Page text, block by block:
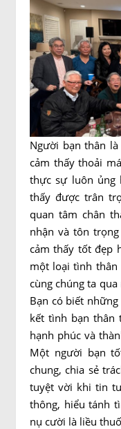
Người bạn thân
cảm thấy thoải
thực sự luôn ủng
thấy được trân
quan tâm chân
nhận và tôn
cảm thấy tốt đẹp
một loại tình thân
cùng chúng ta
Bạn có biết
kết tình bạn thân
hạnh phúc và
Một người bạn
chung, chia sẻ
tuyệt vời khi tin
thông, hiểu tánh
nụ cười là liều